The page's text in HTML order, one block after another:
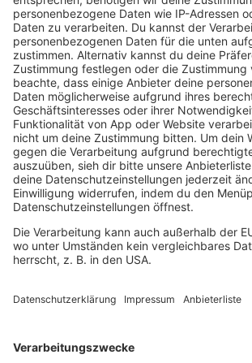
04.11.2024
Queen - Radio Ga Ga
28.10.2024
Feargal Sharkey - A Good Heart
21.10.2024
Sting - Russians
Suzanne Vega - Luka
07.10.2024